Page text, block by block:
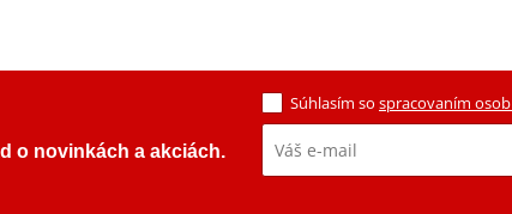
o novinkách a akciách.
Súhlasím so spracovaním